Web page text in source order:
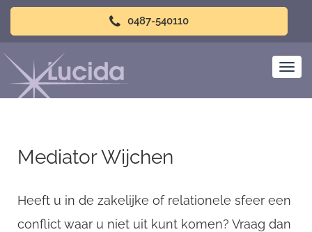
0487-540110
Mediator Wijchen
Heeft u in de zakelijke of relationele sfeer een
conflict waar u niet uit kunt komen? Vraag dan